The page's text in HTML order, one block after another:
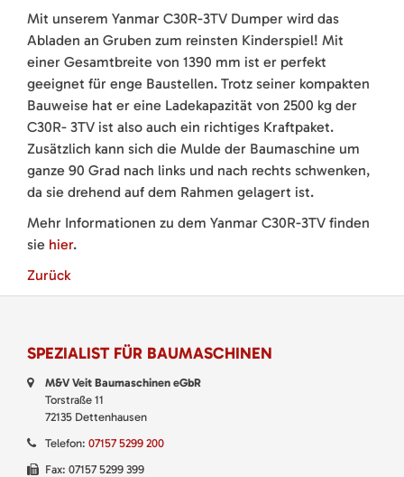
Mit unserem Yanmar C30R-3TV Dumper wird das
Abladen an Gruben zum reinsten Kinderspiel! Mit
einer Gesamtbreite von 1390 mm ist er perfekt
geeignet für enge Baustellen. Trotz seiner kompakten
Bauweise hat er eine Ladekapazität von 2500 kg der
C30R- 3TV ist also auch ein richtiges Kraftpaket.
Zusätzlich kann sich die Mulde der Baumaschine um
ganze 90 Grad nach links und nach rechts schwenken,
da sie drehend auf dem Rahmen gelagert ist.
Mehr Informationen zu dem Yanmar C30R-3TV finden
sie hier.
Zurück
SPEZIALIST FÜR BAUMASCHINEN
M&V Veit Baumaschinen eGbR
Torstraße 11
72135 Dettenhausen
Telefon: 07157 5299 200
Fax: 07157 5299 399